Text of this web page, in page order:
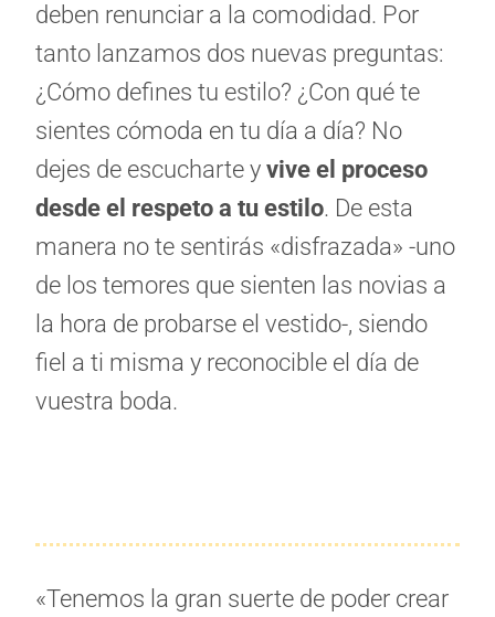
deben renunciar a la comodidad. Por
tanto lanzamos dos nuevas preguntas:
¿Cómo defines tu estilo? ¿Con qué te
sientes cómoda en tu día a día? No
dejes de escucharte y vive el proceso
desde el respeto a tu estilo. De esta
manera no te sentirás «disfrazada» -uno
de los temores que sienten las novias a
la hora de probarse el vestido-, siendo
fiel a ti misma y reconocible el día de
vuestra boda.
«Tenemos la gran suerte de poder crear